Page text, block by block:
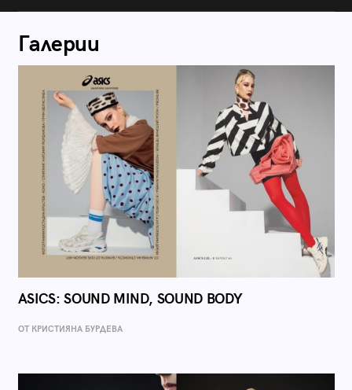
Галерии
ASICS: SOUND MIND, SOUND BODY
ОТ КРИСТИЯНА БУРДЕВА